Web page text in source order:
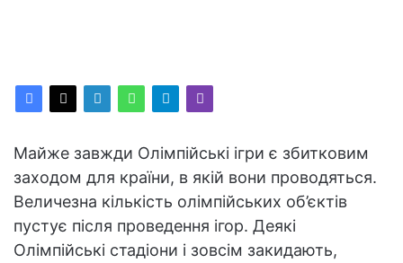
Майже завжди Олімпійські ігри є збитковим
заходом для країни, в якій вони проводяться.
Величезна кількість олімпійських об’єктів
пустує після проведення ігор. Деякі
Олімпійські стадіони і зовсім закидають,